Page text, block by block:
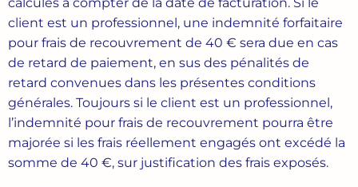
client est un professionnel, une indemnité forfaitaire
pour frais de recouvrement de 40 € sera due en cas
de retard de paiement, en sus des pénalités de
retard convenues dans les présentes conditions
générales. Toujours si le client est un professionnel,
l’indemnité pour frais de recouvrement pourra être
majorée si les frais réellement engagés ont excédé la
somme de 40 €, sur justification des frais exposés.